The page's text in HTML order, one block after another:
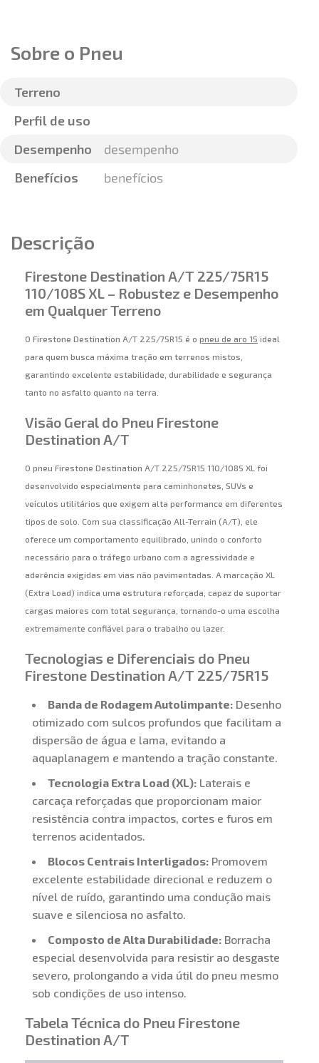
Sobre o Pneu
Terreno
Perfil de uso
Desempenho
desempenho
Benefícios
benefícios
Descrição
Firestone Destination A/T 225/75R15
110/108S XL – Robustez e Desempenho
em Qualquer Terreno
O Firestone Destination A/T 225/75R15 é o pneu de aro 15 ideal
para quem busca máxima tração em terrenos mistos,
garantindo excelente estabilidade, durabilidade e segurança
tanto no asfalto quanto na terra.
Visão Geral do Pneu Firestone
Destination A/T
O pneu Firestone Destination A/T 225/75R15 110/108S XL foi
desenvolvido especialmente para caminhonetes, SUVs e
veículos utilitários que exigem alta performance em diferentes
tipos de solo. Com sua classificação All-Terrain (A/T), ele
oferece um comportamento equilibrado, unindo o conforto
necessário para o tráfego urbano com a agressividade e
aderência exigidas em vias não pavimentadas. A marcação XL
(Extra Load) indica uma estrutura reforçada, capaz de suportar
cargas maiores com total segurança, tornando-o uma escolha
extremamente confiável para o trabalho ou lazer.
Tecnologias e Diferenciais do Pneu
Firestone Destination A/T 225/75R15
Banda de Rodagem Autolimpante: Desenho
otimizado com sulcos profundos que facilitam a
dispersão de água e lama, evitando a
aquaplanagem e mantendo a tração constante.
Tecnologia Extra Load (XL): Laterais e
carcaça reforçadas que proporcionam maior
resistência contra impactos, cortes e furos em
terrenos acidentados.
Blocos Centrais Interligados: Promovem
excelente estabilidade direcional e reduzem o
nível de ruído, garantindo uma condução mais
suave e silenciosa no asfalto.
Composto de Alta Durabilidade: Borracha
especial desenvolvida para resistir ao desgaste
severo, prolongando a vida útil do pneu mesmo
sob condições de uso intenso.
Tabela Técnica do Pneu Firestone
Destination A/T